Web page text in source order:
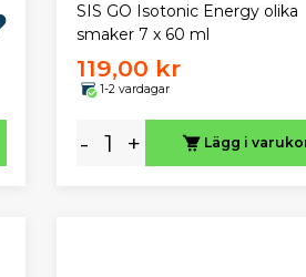
SIS GO Isotonic Energy olika
smaker 7 x 60 ml
119,00 kr
1-2 vardagar
- + Lägg i